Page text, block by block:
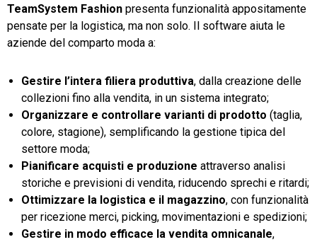
TeamSystem Fashion presenta funzionalità appositamente
pensate per la logistica, ma non solo. Il software aiuta le
aziende del comparto moda a:
Gestire l’intera filiera produttiva, dalla creazione delle
collezioni fino alla vendita, in un sistema integrato;
Organizzare e controllare varianti di prodotto (taglia,
colore, stagione), semplificando la gestione tipica del
settore moda;
Pianificare acquisti e produzione attraverso analisi
storiche e previsioni di vendita, riducendo sprechi e ritardi;
Ottimizzare la logistica e il magazzino, con funzionalità
per ricezione merci, picking, movimentazioni e spedizioni;
Gestire in modo efficace la vendita omnicanale,